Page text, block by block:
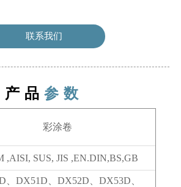
联系我们
产品 参数
彩涂卷
,AISI, SUS, JIS ,EN.DIN,BS,GB
、DX51D、DX52D、DX53D、